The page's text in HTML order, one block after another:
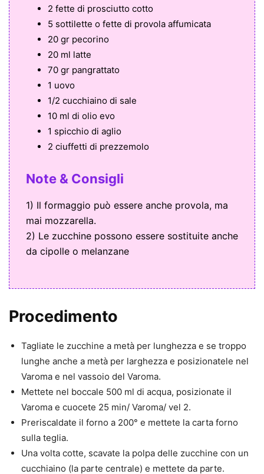
2 fette di prosciutto cotto
5 sottilette o fette di provola affumicata
20 gr pecorino
20 ml latte
70 gr pangrattato
1 uovo
1/2 cucchiaino di sale
10 ml di olio evo
1 spicchio di aglio
2 ciuffetti di prezzemolo
Note & Consigli
1) Il formaggio può essere anche provola, ma
mai mozzarella.
2) Le zucchine possono essere sostituite anche
da cipolle o melanzane
Procedimento
Tagliate le zucchine a metà per lunghezza e se troppo
lunghe anche a metà per larghezza e posizionatele nel
Varoma e nel vassoio del Varoma.
Mettete nel boccale 500 ml di acqua, posizionate il
Varoma e cuocete 25 min/ Varoma/ vel 2.
Preriscaldate il forno a 200° e mettete la carta forno
sulla teglia.
Una volta cotte, scavate la polpa delle zucchine con un
cucchiaino (la parte centrale) e mettete da parte.